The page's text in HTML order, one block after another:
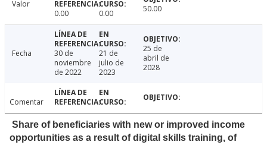
Valor
0.00
0.00 50.00
Fecha
30 de
noviembre
de 2022
21 de
julio de
2023
25 de
abril de
2028
Comentar
Share of beneficiaries with new or improved income
opportunities as a result of digital skills training, of